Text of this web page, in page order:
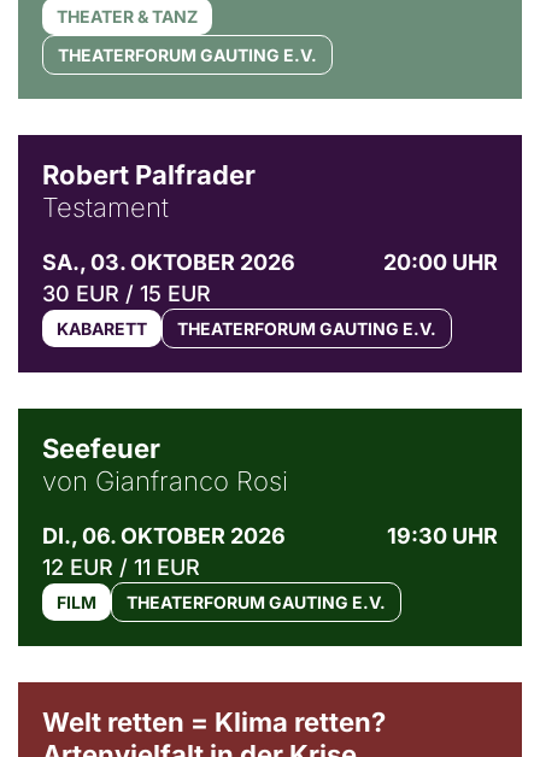
THEATER & TANZ
THEATERFORUM GAUTING E.V.
Robert Palfrader
Testament
SA., 03. OKTOBER 2026
20:00 UHR
30 EUR / 15 EUR
KABARETT THEATERFORUM GAUTING E.V.
Seefeuer
von Gianfranco Rosi
DI., 06. OKTOBER 2026
19:30 UHR
12 EUR / 11 EUR
FILM THEATERFORUM GAUTING E.V.
Welt retten = Klima retten?